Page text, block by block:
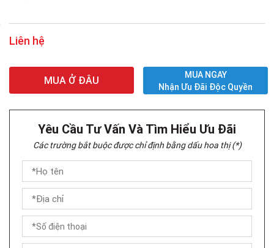
Liên hệ
MUA Ở ĐÂU
MUA NGAY
Nhận Ưu Đãi Độc Quyền
Yêu Cầu Tư Vấn Và Tìm Hiểu Ưu Đãi
Các trường bắt buộc được chỉ định bằng dấu hoa thị (*)